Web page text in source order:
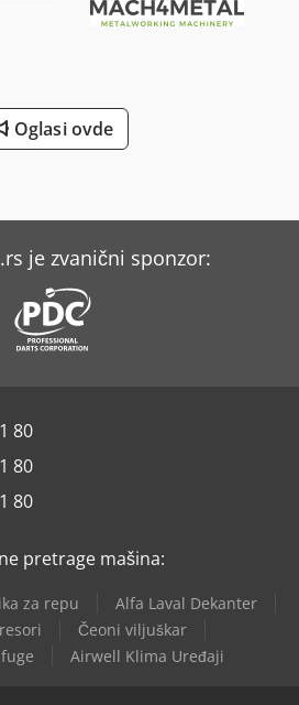
Oglasi ovde
je zvanični sponzor:
80
80
80
pretrage mašina:
za repu
Alfa Laval Dekanter
Čeoni viljuškar
Airwell Klima Uređaji